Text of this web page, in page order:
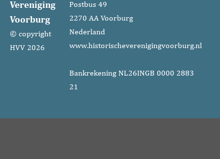
Vereniging
Foto's van de vereniging
ANBI
Contact
Zoeken
Vereniging
Voorburg
© copyright
HVV 2026
Postbus 49
2270 AA Voorburg
Nederland
www.historischeverenigingvoorburg.nl
Bankrekening NL26INGB 0000 2883
21